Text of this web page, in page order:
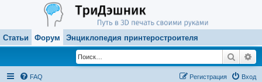
Статьи Форум Энциклопедия принтеростроителя
Поиск
FAQ Вход
Регистрация